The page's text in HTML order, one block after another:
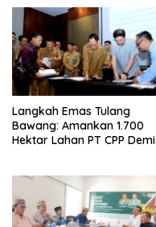
Langkah Emas Tulang
Bawang: Amankan 1.700
Hektar Lahan PT CPP Demi